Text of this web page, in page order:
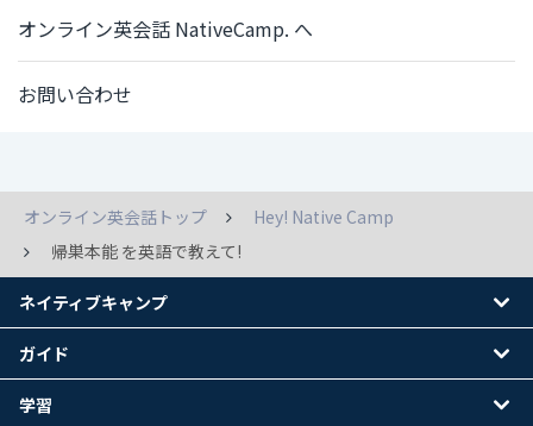
オンライン英会話 NativeCamp. へ
お問い合わせ
オンライン英会話トップ
Hey! Native Camp
帰巣本能 を英語で教えて!
ネイティブキャンプ
ガイド
学習